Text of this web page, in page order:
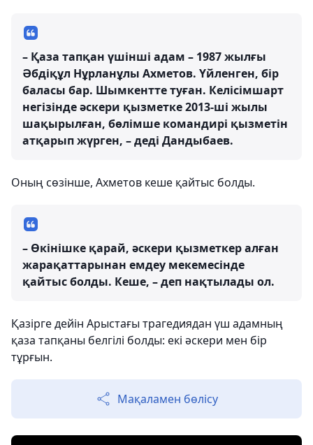
– Қаза тапқан үшінші адам – 1987 жылғы
Әбдіқұл Нұрланұлы Ахметов. Үйленген, бір
баласы бар. Шымкентте туған. Келісімшарт
негізінде әскери қызметке 2013-ші жылы
шақырылған, бөлімше командирі қызметін
атқарып жүрген, – деді Дандыбаев.
Оның сөзінше, Ахметов кеше қайтыс болды.
– Өкінішке қарай, әскери қызметкер алған
жарақаттарынан емдеу мекемесінде
қайтыс болды. Кеше, – деп нақтылады ол.
Қазірге дейін Арыстағы трагедиядан үш адамның
қаза тапқаны белгілі болды: екі әскери мен бір
тұрғын.
Мақаламен бөлісу